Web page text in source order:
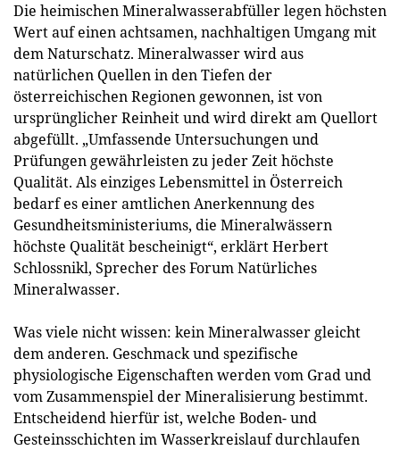
Die heimischen Mineralwasserabfüller legen höchsten
Wert auf einen achtsamen, nachhaltigen Umgang mit
dem Naturschatz. Mineralwasser wird aus
natürlichen Quellen in den Tiefen der
österreichischen Regionen gewonnen, ist von
ursprünglicher Reinheit und wird direkt am Quellort
abgefüllt. „Umfassende Untersuchungen und
Prüfungen gewährleisten zu jeder Zeit höchste
Qualität. Als einziges Lebensmittel in Österreich
bedarf es einer amtlichen Anerkennung des
Gesundheitsministeriums, die Mineralwässern
höchste Qualität bescheinigt“, erklärt Herbert
Schlossnikl, Sprecher des Forum Natürliches
Mineralwasser.
Was viele nicht wissen: kein Mineralwasser gleicht
dem anderen. Geschmack und spezifische
physiologische Eigenschaften werden vom Grad und
vom Zusammenspiel der Mineralisierung bestimmt.
Entscheidend hierfür ist, welche Boden- und
Gesteinsschichten im Wasserkreislauf durchlaufen